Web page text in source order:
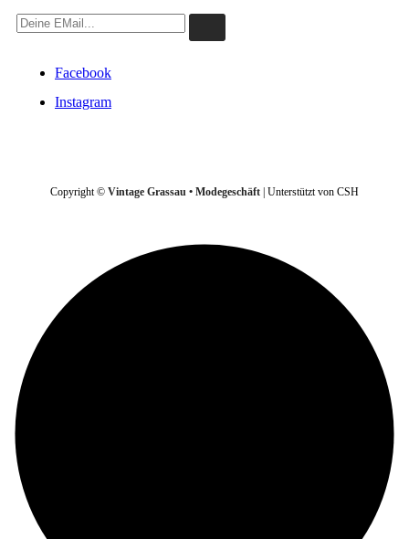
Facebook
Instagram
Copyright © Vintage Grassau • Modegeschäft | Unterstützt von CSH